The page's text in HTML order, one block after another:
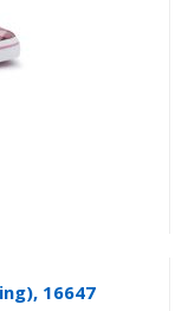
16647